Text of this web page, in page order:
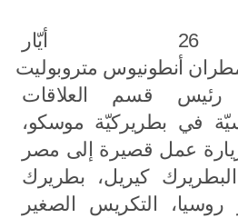
في 26 أيّار
أنطونيوس متروبوليت
رئيس قسم العلاقات
في بطريركيّة موسكو،
عمل قصيرة إلى مصر
كيريل، بطريرك
التكريس الصغير